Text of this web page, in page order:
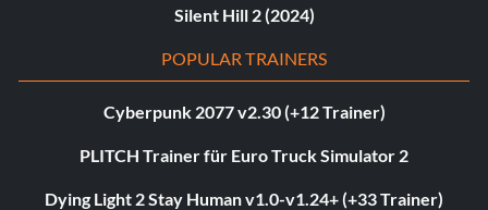
Silent Hill 2 (2024)
POPULAR TRAINERS
Cyberpunk 2077 v2.30 (+12 Trainer)
PLITCH Trainer für Euro Truck Simulator 2
Dying Light 2 Stay Human v1.0-v1.24+ (+33 Trainer)